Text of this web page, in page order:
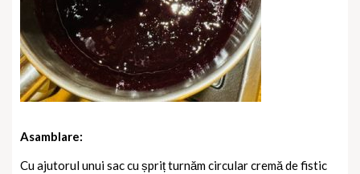
Asamblare:
Cu ajutorul unui sac cu șpriț turnăm circular cremă de fistic